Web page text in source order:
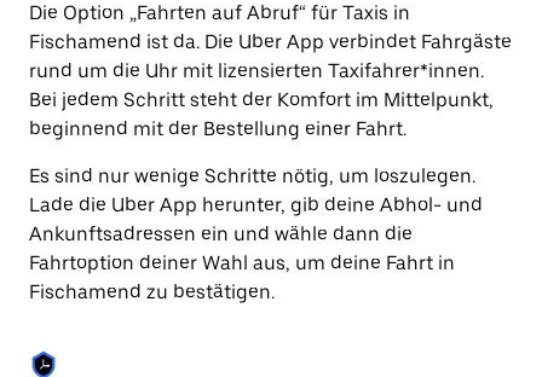
Datum
auszuwählen.
Drücke
die
Escape-
Taste,
den
Kalender
zu
schließen.
Die Option „Fahrten auf Abruf“ für Taxis in
Fischamend ist da. Die Uber App verbindet Fahrgäste
rund um die Uhr mit lizensierten Taxifahrer*innen.
Bei jedem Schritt steht der Komfort im Mittelpunkt,
beginnend mit der Bestellung einer Fahrt.
Es sind nur wenige Schritte nötig, um loszulegen.
Lade die Uber App herunter, gib deine Abhol- und
Ankunftsadressen ein und wähle dann die
Fahrtoption deiner Wahl aus, um deine Fahrt in
Fischamend zu bestätigen.